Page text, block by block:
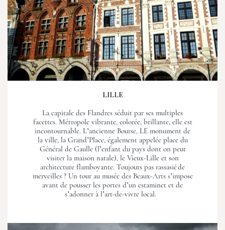
LILLE
La capitale des Flandres séduit par ses multiples
facettes. Métropole vibrante, colorée, brillante, elle est
incontournable. L’ancienne Bourse, LE monument de
la ville, la Grand’Place, également appelée place du
Général de Gaulle (l’enfant du pays dont on peut
visiter la maison natale), le Vieux-Lille et son
architecture flamboyante. Toujours pas rassasié de
merveilles ? Un tour au musée des Beaux-Arts s’impose
avant de pousser les portes d’un estaminet et de
s’adonner à l’art-de-vivre local.